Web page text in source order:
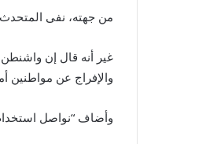
من جهته، نفى المتحدث
غير أنه قال إن
والإفراج عن مواطنين
وأضاف “نواصل